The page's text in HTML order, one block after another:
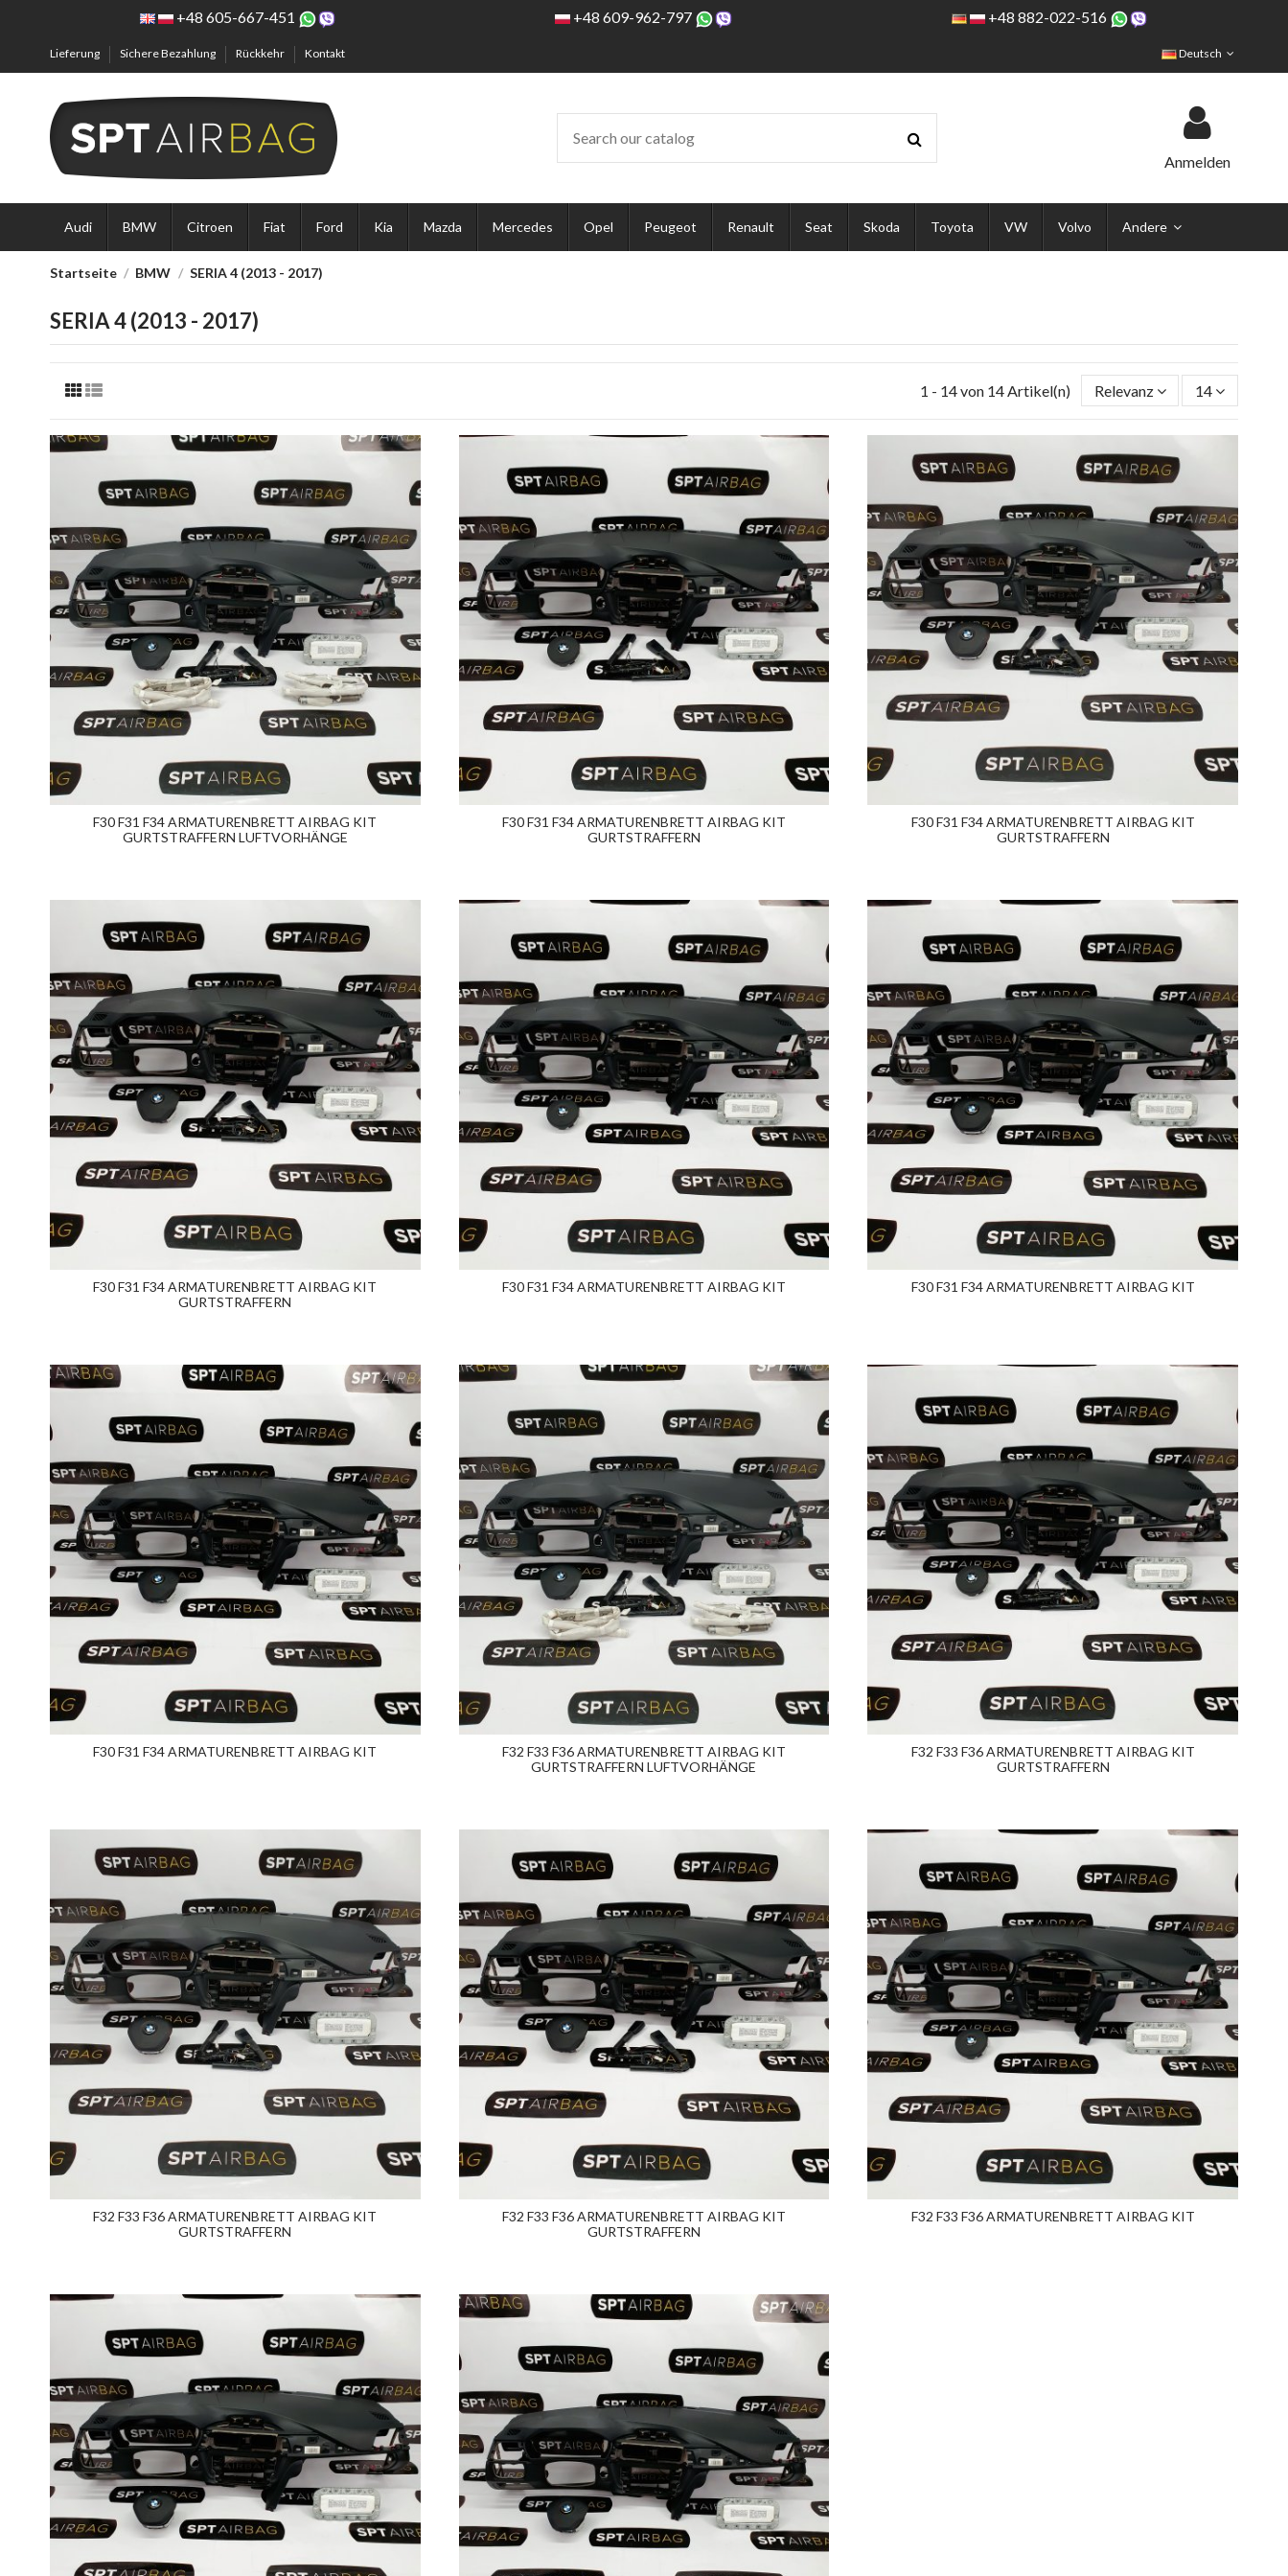
+48 605-667-451 +48 609-962-797 +48 882-022-516
Lieferung Sichere Bezahlung Rückkehr Kontakt Deutsch
Anmelden
Audi BMW Citroen Fiat Ford Kia Mazda Mercedes Opel Peugeot Renault Seat Skoda Toyota VW Volvo Andere
Startseite BMW SERIA 4 (2013 - 2017)
SERIA 4 (2013 - 2017)
1 - 14 von 14 Artikel(n) Relevanz 14
F30 F31 F34 ARMATURENBRETT AIRBAG KIT
GURTSTRAFFERN LUFTVORHÄNGE
F30 F31 F34 ARMATURENBRETT AIRBAG KIT
GURTSTRAFFERN
F30 F31 F34 ARMATURENBRETT AIRBAG KIT
GURTSTRAFFERN
F30 F31 F34 ARMATURENBRETT AIRBAG KIT
GURTSTRAFFERN
F30 F31 F34 ARMATURENBRETT AIRBAG KIT F30 F31 F34 ARMATURENBRETT AIRBAG KIT
F30 F31 F34 ARMATURENBRETT AIRBAG KIT
F32 F33 F36 ARMATURENBRETT AIRBAG KIT
GURTSTRAFFERN LUFTVORHÄNGE
F32 F33 F36 ARMATURENBRETT AIRBAG KIT
GURTSTRAFFERN
F32 F33 F36 ARMATURENBRETT AIRBAG KIT
GURTSTRAFFERN
F32 F33 F36 ARMATURENBRETT AIRBAG KIT
GURTSTRAFFERN
F32 F33 F36 ARMATURENBRETT AIRBAG KIT